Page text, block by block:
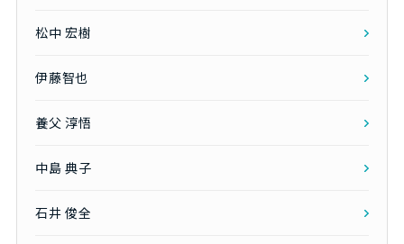
松中 宏樹
伊藤智也
養父 淳悟
中島 典子
石井 俊全